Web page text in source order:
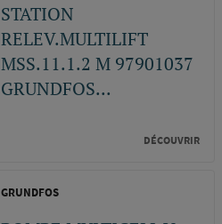
STATION
RELEV.MULTILIFT
MSS.11.1.2 M 97901037
GRUNDFOS...
DÉCOUVRIR
GRUNDFOS